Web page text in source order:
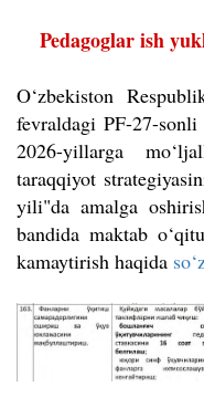
Pedagoglar ish
O‘zbekiston
fevraldagi PF-27-
2026-yillarga
taraqqiyot
yili"da amalga
bandida maktab
kamaytirish haqida